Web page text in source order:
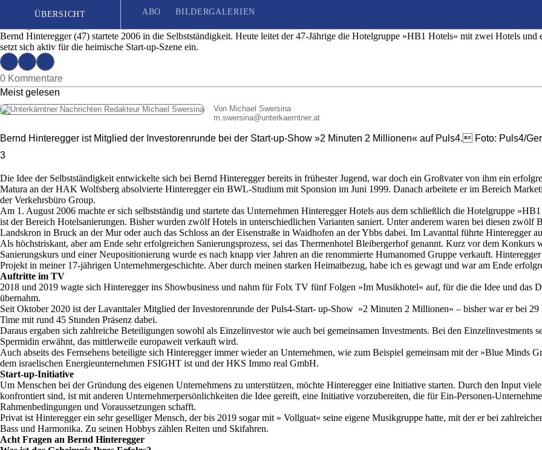
ÜBERSICHT ABO BILDERGALERIEN
Seit 1887| Das unabhängige Wochenblatt für Unterkärnten
Hotelier und Investor Bernd Hinteregger: »Es gibt nichts Schöneres, als Unternehmer zu
Ausgabe 42 | Mittwoch, 19. Oktober 2022
Bernd Hinteregger (47) startete 2006 in die Selbstständigkeit. Heute leitet der 47-Jährige die Hotelgruppe »HB1 Hotels« mit zwei Hotels
setzt sich aktiv für die heimische Start-up-Szene ein.
0 Kommentare
Meist gelesen
Von Michael Swersina
m.swersina@unterkaerntner.at
Bernd Hinteregger ist Mitglied der Investorenrunde bei der Start-up-Show »2 Minuten 2 Millionen« auf Puls4. Foto: Puls4/
3
Die Idee der Selbstständigkeit entwickelte sich bei Bernd Hinteregger bereits in frühester Jugend, war doch ein Großvater von ihm ein
Matura an der HAK Wolfsberg absolvierte Hinteregger ein BWL-Studium mit Sponsion im Juni 1999. Danach arbeitete er im Bereich
der Verkehrsbüro Group.
Am 1. August 2006 machte er sich selbstständig und startete das Unternehmen Hinteregger Hotels aus dem schließlich die Hotelgruppe
ist der Bereich Hotelsanierungen. Bisher wurden zwölf Hotels in unterschiedlichen Varianten saniert. Unter anderem waren bei diesen
Landskron in Bruck an der Mur oder auch das Schloss an der Eisenstraße in Waidhofen an der Ybbs dabei. Im Lavanttal führte Hinteregger
Als höchstriskant, aber am Ende sehr erfolgreichen Sanierungsprozess, sei das Thermenhotel Bleibergerhof genannt. Kurz vor dem
Sanierungskurs und einer Neupositionierung wurde es nach knapp vier Jahren an die renommierte Humanomed Gruppe verkauft.
Projekt in meiner 17-jährigen Unternehmergeschichte. Aber durch meinen starken Heimatbezug, habe ich es gewagt und war am Ende
Auftritte im TV
2018 und 2019 wagte sich Hinteregger ins Showbusiness und nahm für Folx TV fünf Folgen »Im Musikhotel« auf, für die die Idee und das
übernahm.
Seit Oktober 2020 ist der Lavanttaler Mitglied der Investorenrunde der Puls4-Start- up-Show »2 Minuten 2 Millionen« – bisher war er bei
Time mit rund 45 Stunden Präsenz dabei.
Daraus ergaben sich zahlreiche Beteiligungen sowohl als Einzelinvestor wie auch bei gemeinsamen Investments. Bei den
Spermidin erwähnt, das mittlerweile europaweit verkauft wird.
Auch abseits des Fernsehens beteiligte sich Hinteregger immer wieder an Unternehmen, wie zum Beispiel gemeinsam mit der »Blue
dem israelischen Energieunternehmen FSIGHT ist und der HKS Immo real GmbH.
Start-up-Initiative
Um Menschen bei der Gründung des eigenen Unternehmens zu unterstützen, möchte Hinteregger eine Initiative starten. Durch den Input
konfrontiert sind, ist mit anderen Unternehmerpersönlichkeiten die Idee gereift, eine Initiative vorzubereiten, die für Ein-Personen-
Rahmenbedingungen und Voraussetzungen schafft.
Privat ist Hinteregger ein sehr geselliger Mensch, der bis 2019 sogar mit » Vollguat« seine eigene Musikgruppe hatte, mit der er bei
Bass und Harmonika. Zu seinen Hobbys zählen Reiten und Skifahren.
Acht Fragen an Bernd Hinteregger